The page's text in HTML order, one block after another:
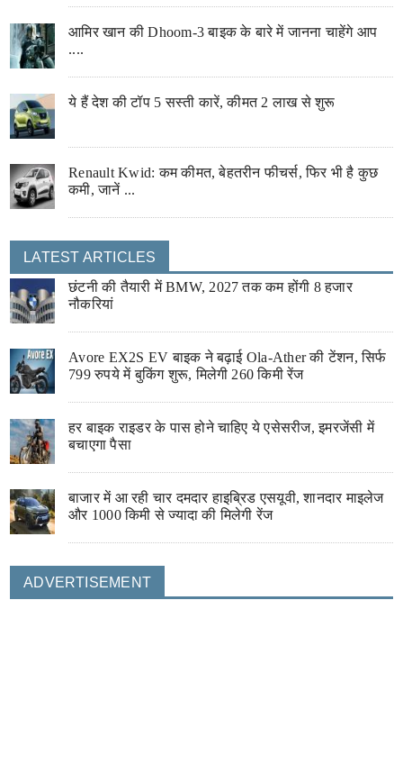
आमिर खान की Dhoom-3 बाइक के बारे में जानना चाहेंगे आप
....
ये हैं देश की टॉप 5 सस्ती कारें, कीमत 2 लाख से शुरू
Renault Kwid: कम कीमत, बेहतरीन फीचर्स, फिर भी है कुछ
कमी, जानें ...
LATEST ARTICLES
छंटनी की तैयारी में BMW, 2027 तक कम होंगी 8 हजार
नौकरियां
Avore EX2S EV बाइक ने बढ़ाई Ola-Ather की टेंशन, सिर्फ
799 रुपये में बुकिंग शुरू, मिलेगी 260 किमी रेंज
हर बाइक राइडर के पास होने चाहिए ये एसेसरीज, इमरजेंसी में
बचाएगा पैसा
बाजार में आ रही चार दमदार हाइब्रिड एसयूवी, शानदार माइलेज
और 1000 किमी से ज्यादा की मिलेगी रेंज
ADVERTISEMENT